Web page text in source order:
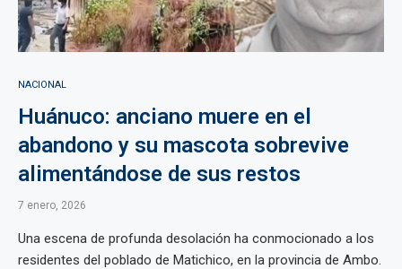
NACIONAL
Huánuco: anciano muere en el
abandono y su mascota sobrevive
alimentándose de sus restos
7 enero, 2026
Una escena de profunda desolación ha conmocionado a los
residentes del poblado de Matichico, en la provincia de Ambo.